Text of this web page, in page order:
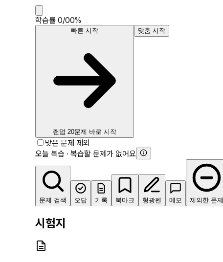
학습률 0/00%
빠른 시작
랜덤 20문제 바로 시작
맞춤 시작
맞은 문제 제외
오늘 복습 · 복습할 문제가 없어요
문제 검색 오답 기록 북마크 형광펜 메모 제외한 문제
시험지